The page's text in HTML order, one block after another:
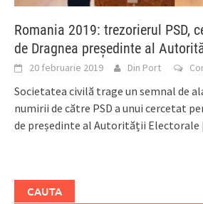
Romania 2019: trezorierul PSD,
de Dragnea președinte al
20 februarie 2019 Din Port
Societatea civilă trage un semnal de
numirii de către PSD a unui cercetat
de președinte al Autorității Electorale
CAUTA